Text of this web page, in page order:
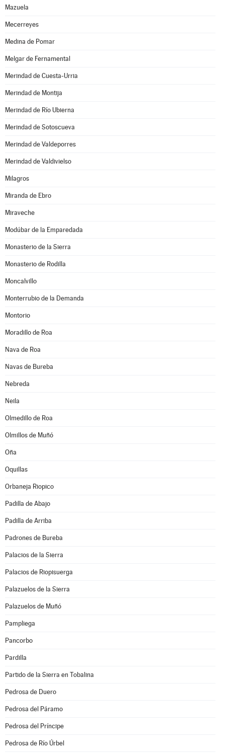
Mazuela
Mecerreyes
Medina de Pomar
Melgar de Fernamental
Merindad de Cuesta-Urria
Merindad de Montija
Merindad de Río Ubierna
Merindad de Sotoscueva
Merindad de Valdeporres
Merindad de Valdivielso
Milagros
Miranda de Ebro
Miraveche
Modúbar de la Emparedada
Monasterio de la Sierra
Monasterio de Rodilla
Moncalvillo
Monterrubio de la Demanda
Montorio
Moradillo de Roa
Nava de Roa
Navas de Bureba
Nebreda
Neila
Olmedillo de Roa
Olmillos de Muñó
Oña
Oquillas
Orbaneja Riopico
Padilla de Abajo
Padilla de Arriba
Padrones de Bureba
Palacios de la Sierra
Palacios de Riopisuerga
Palazuelos de la Sierra
Palazuelos de Muñó
Pampliega
Pancorbo
Pardilla
Partido de la Sierra en Tobalina
Pedrosa de Duero
Pedrosa del Páramo
Pedrosa del Príncipe
Pedrosa de Río Úrbel